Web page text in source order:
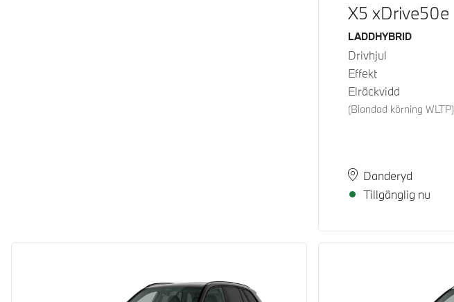
X5 xDrive50e
Bränsle
LADDHYBRID
Drivhjul
Effekt
Elräckvidd
(Blandad körning WLTP)
PlatsDanderyd
Leveranstid
Tillgänglig nu